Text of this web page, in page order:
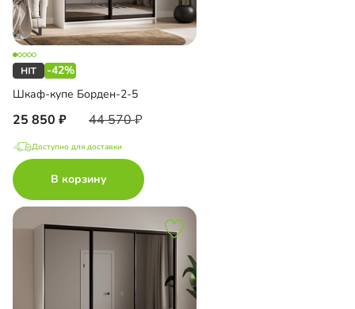
-42%
Шкаф-купе Борден-2-5
25 850 44 570
Доступно для доставки
В корзину